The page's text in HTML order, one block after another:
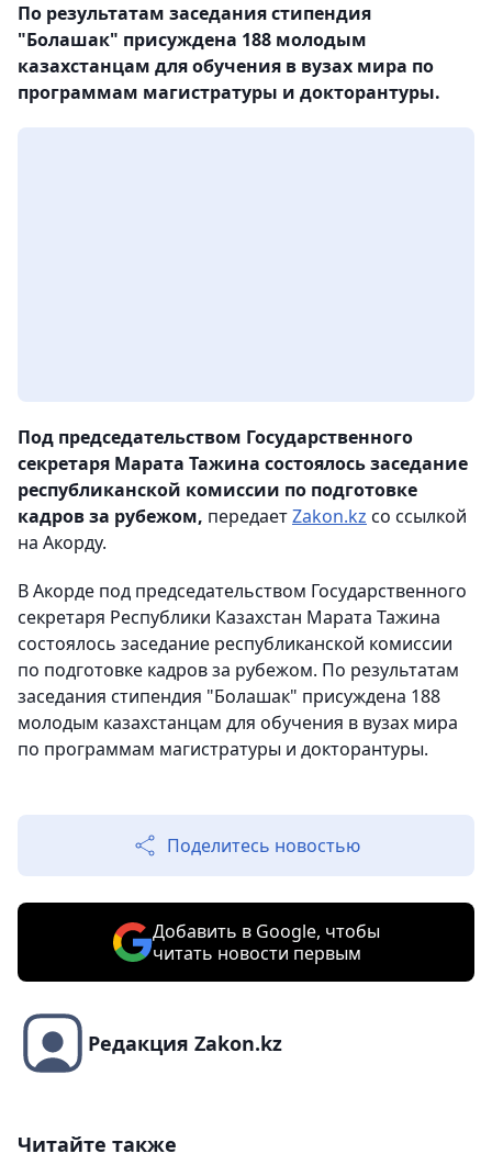
По результатам заседания стипендия
"Болашак" присуждена 188 молодым
казахстанцам для обучения в вузах мира по
программам магистратуры и докторантуры.
Под председательством Государственного
секретаря Марата Тажина состоялось заседание
республиканской комиссии по подготовке
кадров за рубежом, передаетZakon.kz со ссылкой
на Акорду.
В Акорде под председательством Государственного
секретаря Республики Казахстан Марата Тажина
состоялось заседание республиканской комиссии
по подготовке кадров за рубежом. По результатам
заседания стипендия "Болашак" присуждена 188
молодым казахстанцам для обучения в вузах мира
по программам магистратуры и докторантуры.
Поделитесь новостью
Добавить в Google, чтобы
читать новости первым
Редакция Zakon.kz
Читайте также